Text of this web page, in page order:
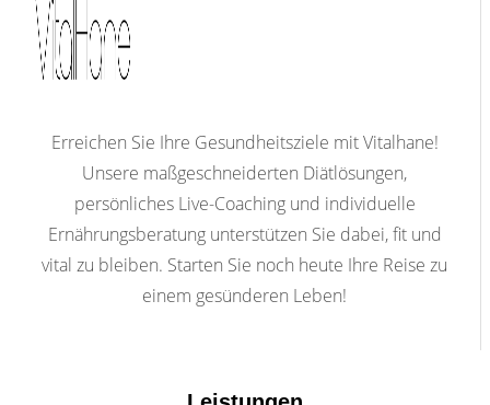
Erreichen Sie Ihre Gesundheitsziele mit Vitalhane!
Unsere maßgeschneiderten Diätlösungen,
persönliches Live-Coaching und individuelle
Ernährungsberatung unterstützen Sie dabei, fit und
vital zu bleiben. Starten Sie noch heute Ihre Reise zu
einem gesünderen Leben!